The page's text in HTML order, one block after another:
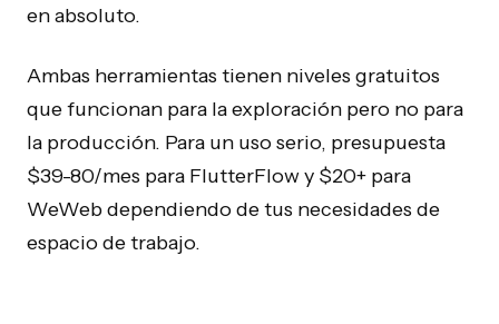
en absoluto.
Ambas herramientas tienen niveles gratuitos
que funcionan para la exploración pero no para
la producción. Para un uso serio, presupuesta
$39-80/mes para FlutterFlow y $20+ para
WeWeb dependiendo de tus necesidades de
espacio de trabajo.